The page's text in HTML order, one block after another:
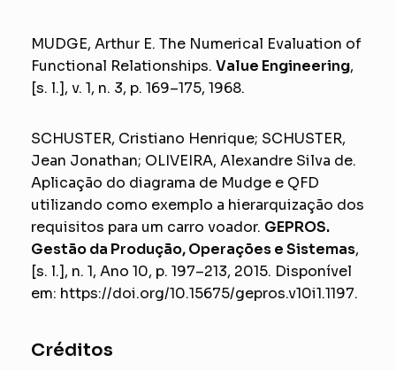
MUDGE, Arthur E. The Numerical Evaluation of
Functional Relationships. Value Engineering,
[s. l.], v. 1, n. 3, p. 169–175, 1968.
SCHUSTER, Cristiano Henrique; SCHUSTER,
Jean Jonathan; OLIVEIRA, Alexandre Silva de.
Aplicação do diagrama de Mudge e QFD
utilizando como exemplo a hierarquização dos
requisitos para um carro voador. GEPROS.
Gestão da Produção, Operações e Sistemas,
[s. l.], n. 1, Ano 10, p. 197–213, 2015. Disponível
em: https://doi.org/10.15675/gepros.v10i1.1197.
Créditos